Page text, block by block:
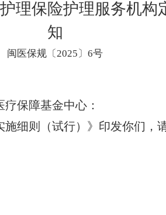
理保险护理服务机构
知
闽医保规〔2025〕6号
保障基金中心：
则（试行）》印发你们，请